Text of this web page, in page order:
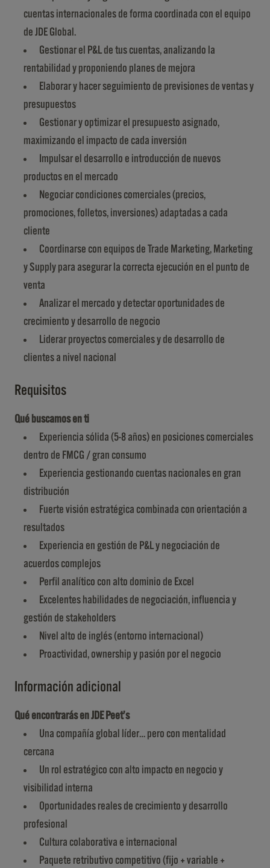
cuentas internacionales de forma coordinada con el equipo
de JDE Global.
Gestionar el P&L de tus cuentas, analizando la
rentabilidad y proponiendo planes de mejora
Elaborar y hacer seguimiento de previsiones de ventas y
presupuestos
Gestionar y optimizar el presupuesto asignado,
maximizando el impacto de cada inversión
Impulsar el desarrollo e introducción de nuevos
productos en el mercado
Negociar condiciones comerciales (precios,
promociones, folletos, inversiones) adaptadas a cada
cliente
Coordinarse con equipos de Trade Marketing, Marketing
y Supply para asegurar la correcta ejecución en el punto de
venta
Analizar el mercado y detectar oportunidades de
crecimiento y desarrollo de negocio
Liderar proyectos comerciales y de desarrollo de
clientes a nivel nacional
Requisitos
Qué buscamos en ti
Experiencia sólida (5-8 años) en posiciones comerciales
dentro de FMCG / gran consumo
Experiencia gestionando cuentas nacionales en gran
distribución
Fuerte visión estratégica combinada con orientación a
resultados
Experiencia en gestión de P&L y negociación de
acuerdos complejos
Perfil analítico con alto dominio de Excel
Excelentes habilidades de negociación, influencia y
gestión de stakeholders
Nivel alto de inglés (entorno internacional)
Proactividad, ownership y pasión por el negocio
Información adicional
Qué encontrarás en JDE Peet’s
Una compañía global líder… pero con mentalidad
cercana
Un rol estratégico con alto impacto en negocio y
visibilidad interna
Oportunidades reales de crecimiento y desarrollo
profesional
Cultura colaborativa e internacional
Paquete retributivo competitivo (fijo + variable +